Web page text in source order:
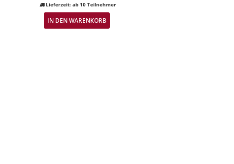
Lieferzeit:ab 10 Teilnehmer
IN DEN WARENKORB